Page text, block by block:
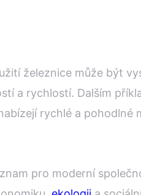
železnice může být
a rychlostí. Dalším
rychlé a pohodlné
pro moderní